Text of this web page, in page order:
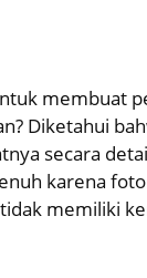
membuat
Diketahui
secara
karena
memiliki